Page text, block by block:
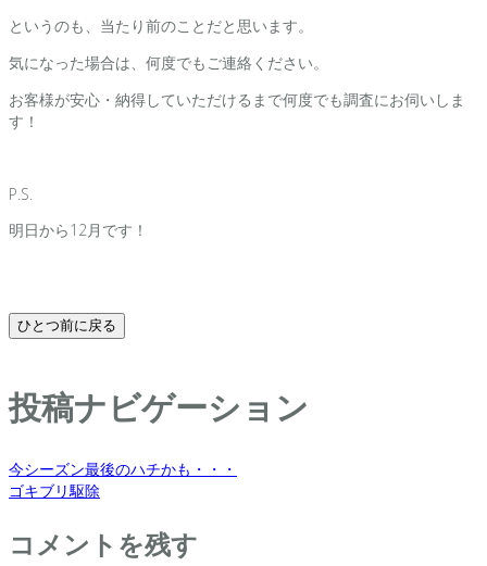
というのも、当たり前のことだと思います。
気になった場合は、何度でもご連絡ください。
お客様が安心・納得していただけるまで何度でも調査にお伺いしま
す！
P.S.
明日から12月です！
ひとつ前に戻る
投稿ナビゲーション
今シーズン最後のハチかも・・・
ゴキブリ駆除
コメントを残す